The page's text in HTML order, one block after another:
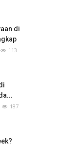
di
113
187